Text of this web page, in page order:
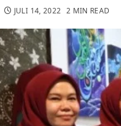
JULI 14, 2022 2 MIN READ